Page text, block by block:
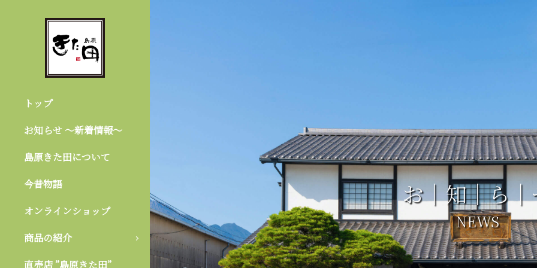
トップ
お知らせ 〜新着情報〜
島原きた田について
今昔物語
オンラインショップ
商品の紹介
直売店 ”島原きた田”
お｜知｜ら
NEWS